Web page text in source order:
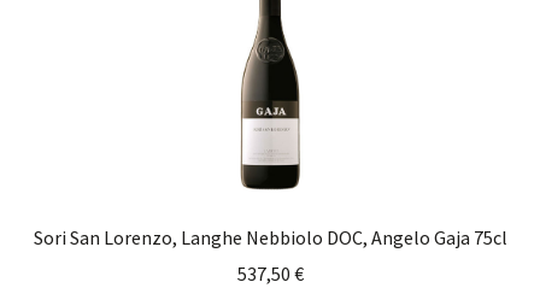
Sori San Lorenzo, Langhe Nebbiolo DOC, Angelo Gaja 75cl
537,50 €